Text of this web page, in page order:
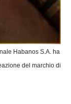
Habanos S.A. ha
del marchio di